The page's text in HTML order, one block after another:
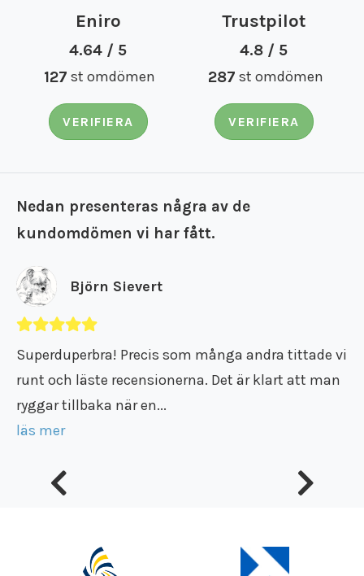
Eniro
4.64 / 5
127 st omdömen
VERIFIERA
Trustpilot
4.8 / 5
287 st omdömen
VERIFIERA
Nedan presenteras några av de
kundomdömen vi har fått.
Björn Sievert
Superduperbra! Precis som många andra tittade vi
runt och läste recensionerna. Det är klart att man
ryggar tillbaka när en...
läs mer